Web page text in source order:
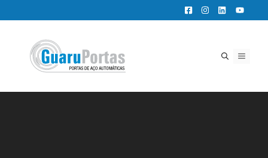
para
conteúdo
MENU